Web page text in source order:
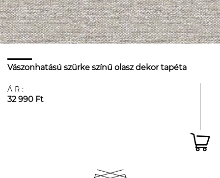
Vászonhatású szürke színű olasz dekor tapéta
ÁR:
32 990 Ft